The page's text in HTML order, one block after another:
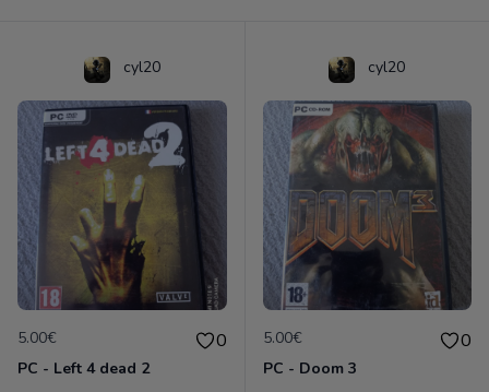
cyl20
5.00€ 0
PC - Left 4 dead 2
cyl20
5.00€ 0
PC - Doom 3